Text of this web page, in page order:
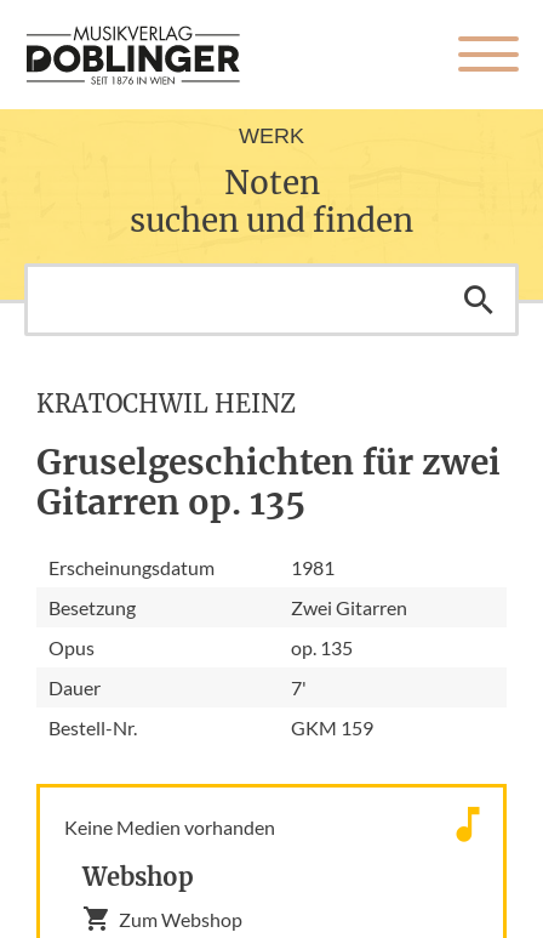
WERK
Noten
suchen und finden
KRATOCHWIL HEINZ
Gruselgeschichten für zwei
Gitarren op. 135
Erscheinungsdatum
1981
Besetzung
Zwei Gitarren
Opus
op. 135
Dauer
7'
Bestell-Nr.
GKM 159
Keine Medien vorhanden
Webshop
Zum Webshop